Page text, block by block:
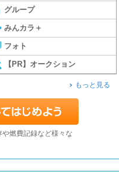
グループ
みんカラ＋
フォト
【PR】オークション
もっと見る
燃費記録など様々な